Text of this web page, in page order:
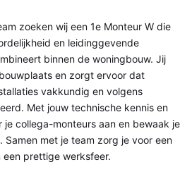
zoeken wij een 1e Monteur W die
en leidinggevende
binnen de woningbouw. Jij
en zorgt ervoor dat
vakkundig en volgens
Met jouw technische kennis en
collega-monteurs aan en bewaak je
met je team zorg je voor een
prettige werksfeer.